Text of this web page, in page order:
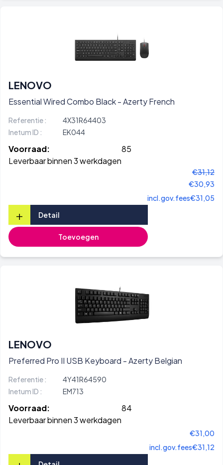
LENOVO
Essential Wired Combo Black - Azerty French
Referentie :
4X31R64403
Inetum ID :
EK044
Voorraad:
85
Leverbaar binnen 3 werkdagen
€31,12
€30,93
incl.gov.fees€31,05
+ Detail
Toevoegen
LENOVO
Preferred Pro II USB Keyboard - Azerty Belgian
Referentie :
4Y41R64590
Inetum ID :
EM713
Voorraad:
84
Leverbaar binnen 3 werkdagen
€31,00
incl.gov.fees€31,12